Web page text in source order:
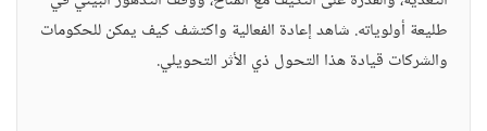
طليعة أولوياته. شاهد إعادة الفعالية واكتشف كيف يمكن للحكومات
والشركات قيادة هذا التحول ذي الأثر التحويلي.